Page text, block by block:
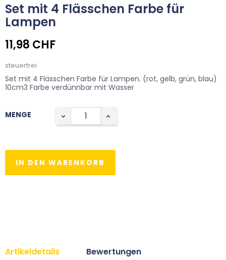
Set mit 4 Flässchen Farbe für
Lampen
11,98 CHF
steuerfrei
Set mit 4 Flässchen Farbe für Lampen. (rot, gelb, grün, blau)
10cm3 Farbe verdünnbar mit Wasser
MENGE
IN DEN WARENKORB
Artikeldetails Bewertungen